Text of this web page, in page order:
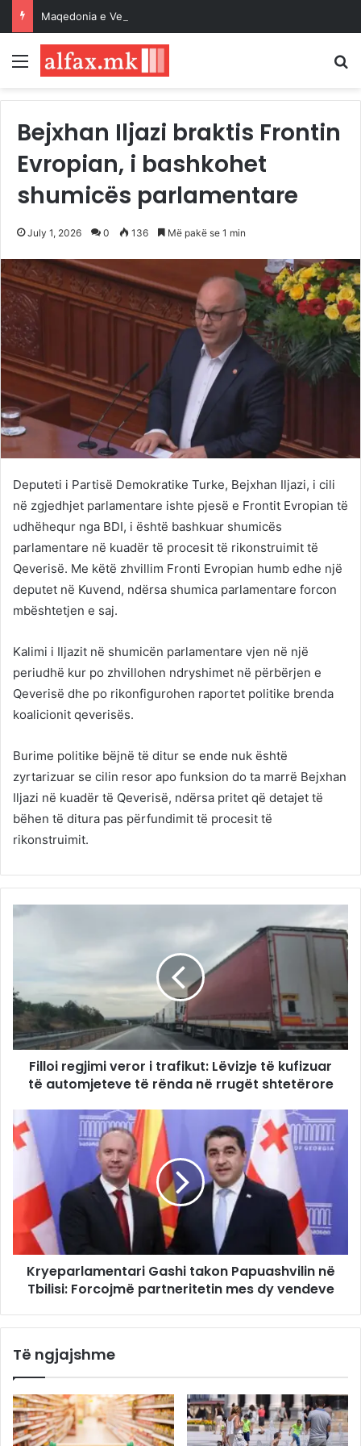
Menu
Bejxhan Iljazi braktis Frontin
Evropian, i bashkohet
shumicës parlamentare
July 1, 2026 0 136 Më pakë se 1 min
Deputeti i Partisë Demokratike Turke, Bejxhan Iljazi, i cili
në zgjedhjet parlamentare ishte pjesë e Frontit Evropian të
udhëhequr nga BDI, i është bashkuar shumicës
parlamentare në kuadër të procesit të rikonstruimit të
Qeverisë. Me këtë zhvillim Fronti Evropian humb edhe një
deputet në Kuvend, ndërsa shumica parlamentare forcon
mbështetjen e saj.
Kalimi i Iljazit në shumicën parlamentare vjen në një
periudhë kur po zhvillohen ndryshimet në përbërjen e
Qeverisë dhe po rikonfigurohen raportet politike brenda
koalicionit qeverisës.
Burime politike bëjnë të ditur se ende nuk është
zyrtarizuar se cilin resor apo funksion do ta marrë Bejxhan
Iljazi në kuadër të Qeverisë, ndërsa pritet që detajet të
bëhen të ditura pas përfundimit të procesit të
rikonstruimit.
Filloi regjimi veror i trafikut: Lëvizje të kufizuar
të automjeteve të rënda në rrugët shtetërore
Kryeparlamentari Gashi takon Papuashvilin në
Tbilisi: Forcojmë partneritetin mes dy vendeve
Të ngjajshme